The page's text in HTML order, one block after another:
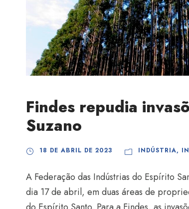
Findes repudia
Suzano
18 DE ABRIL DE 2023 INDÚSTRIA,
A Federação das Indústrias do Espírito
dia 17 de abril, em duas áreas de